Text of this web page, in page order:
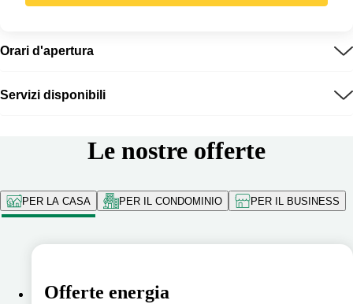
Orari d'apertura
Servizi disponibili
Le nostre offerte
PER LA CASA PER IL CONDOMINIO PER IL BUSINESS
Offerte energia